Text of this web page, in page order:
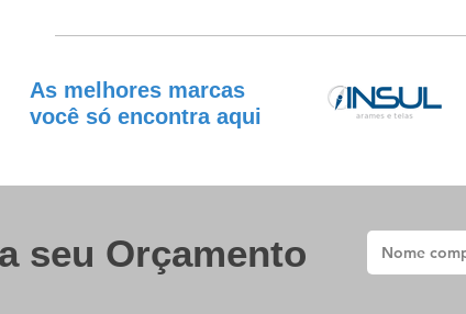
As melhores marcas
você só encontra aqui
seu Orçamento